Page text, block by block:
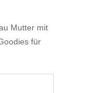
Mutter mit
für